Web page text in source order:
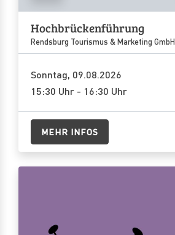
Hochbrückenführung
Rendsburg Tourismus & Marketing GmbH
Sonntag, 09.08.2026
15:30 Uhr - 16:30 Uhr
MEHR INFOS